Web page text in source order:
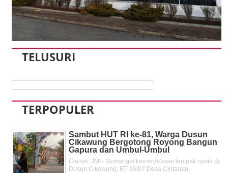
TELUSURI
TERPOPULER
Sambut HUT RI ke-81, Warga Dusun
Cikawung Bergotong Royong Bangun
Gapura dan Umbul-Umbul
Ciamis, JMI - Semangat kemerdekaan tampak nyata di
Dusun Cikawung, RT 26/07 Desa Cintaratu,